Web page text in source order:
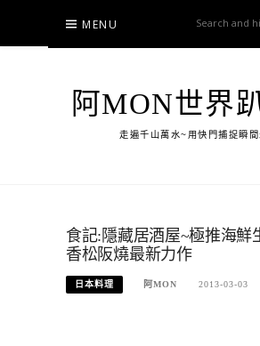
content
MENU
阿MON世界
走遍千山萬水~用快門捕捉瞬間
食記:隱藏居酒屋~極推海鮮
香松阪燒最新力作
日本料理 阿MON 2013-03-03